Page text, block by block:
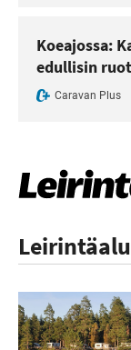
Koeajossa:
edullisin
Caravan Plus